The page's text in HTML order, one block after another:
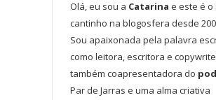
Olá, eu sou a Catarina e este é o
cantinho na blogosfera desde
Sou apaixonada pela palavra
como leitora, escritora e
também coapresentadora do
Par de Jarras e uma alma criativa